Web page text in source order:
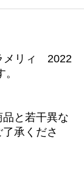
メリィ 2022
と若干異な
承くださ